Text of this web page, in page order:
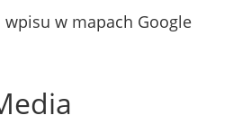
w mapach Google